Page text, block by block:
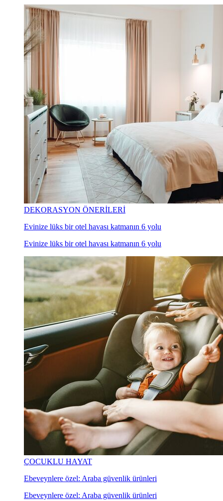
DEKORASYON ÖNERİLERİ
Evinize lüks bir otel havası katmanın 6 yolu
Evinize lüks bir otel havası katmanın 6 yolu
ÇOCUKLU HAYAT
Ebeveynlere özel: Araba güvenlik ürünleri
Ebeveynlere özel: Araba güvenlik ürünleri